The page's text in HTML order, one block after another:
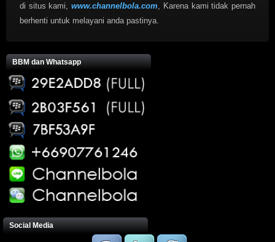
di situs kami,www.channelbola.com , Karena kami tidak pernah
berhenti untuk melayani anda pastinya.
BBM dan Whatsapp
Social Media